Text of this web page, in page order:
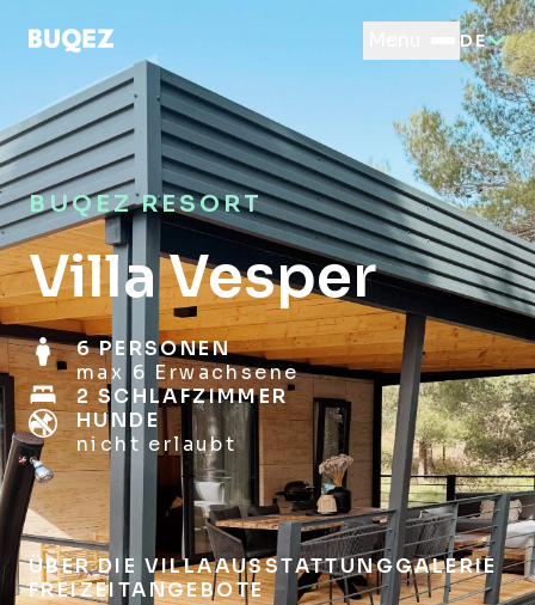
DE
BUQEZ RESORT
Villa Vesper
6 PERSONEN
max 6 Erwachsene
2 SCHLAFZIMMER
HUNDE
nicht erlaubt
ÜBER DIE VILLAAUSSTATTUNGGALERIE
FREIZEITANGEBOTE